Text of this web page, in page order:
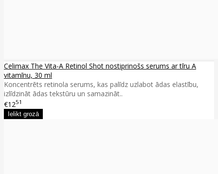
Celimax The Vita-A Retinol Shot nostiprinošs serums ar tīru A
vitamīnu, 30 ml
Koncentrēts retinola serums, kas palīdz uzlabot ādas elastību,
izlīdzināt ādas tekstūru un samazināt..
€1251